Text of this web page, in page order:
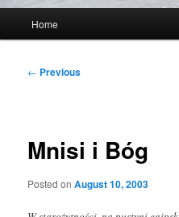
Home
Post
← Previous
Mnisi i Bóg
Posted onAugust 10, 2003